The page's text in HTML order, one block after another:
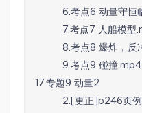
6.考点6 动量守恒
7.考点7 人船模型
8.考点8 爆炸，反
9.考点9 碰撞.mp4
17.专题9 动量2
2.[更正]p246页